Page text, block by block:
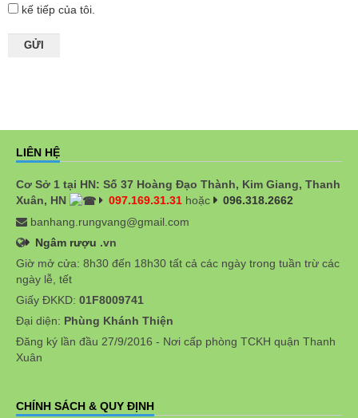
kế tiếp của tôi.
LIÊN HỆ
Cơ Sở 1 tại HN: Số 37 Hoàng Đạo Thành, Kim Giang, Thanh
Xuân, HN
097.169.31.31 hoặc
096.318.2662
banhang.rungvang@gmail.com
Ngâm rượu .vn
Giờ mở cửa: 8h30 đến 18h30 tất cả các ngày trong tuần trừ các
ngày lễ, tết
Giấy ĐKKD: 01F8009741
Đại diện: Phùng Khánh Thiện
Đăng ký lần đầu 27/9/2016 - Nơi cấp phòng TCKH quận Thanh
Xuân
CHÍNH SÁCH & QUY ĐỊNH